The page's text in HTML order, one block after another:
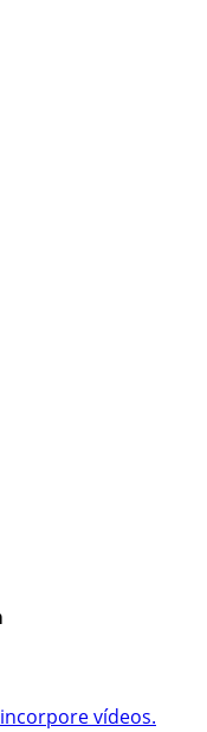
vídeos.